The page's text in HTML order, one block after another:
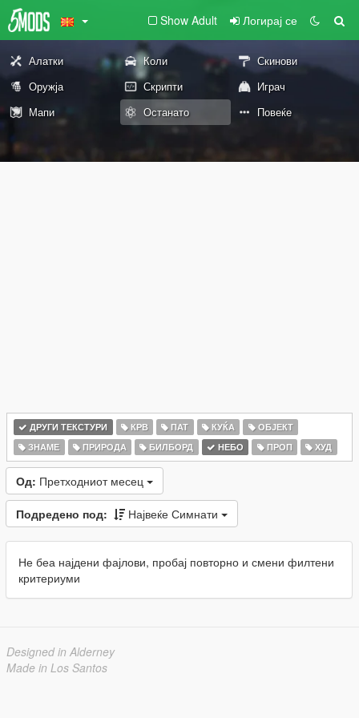
Show Adult Логирај се
Алатки Коли
Скинови
Оружја
Скрипти
Играч
Мапи
Останато Повеќе
ДРУГИ ТЕКСТУРИ КРВ ПАТ КУЌА
ОБЈЕКТ
ЗНАМЕ
ПРИРОДА БИЛБОРД НЕБО ПРОП ХУД
Од: Претходниот месец
Подредено под: Највеќе Симнати
Не беа најдени фајлови, пробај повторно и смени филтени
критериуми
Designed in Alderney
Made in Los Santos